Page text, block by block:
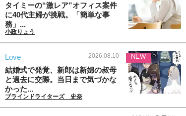
タイミーの“激レア”オフィス案件
に40代主婦が挑戦。「簡単な事
務」...
小政りょう
Love 2026.08.10
結婚式で発覚、新郎は新婦の叔母
と過去に交際。当日まで気づかな
かった...
ブラインドライターズ 史奈
NEW